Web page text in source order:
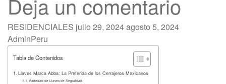
RESIDENCIALES julio 29, 2024agosto 5, 2024
AdminPeru
Tabla de Contenidos
Llaves Marca Abba: La Preferida de los Cerrajeros Mexicanos
Variedad de Llaves de Seguridad